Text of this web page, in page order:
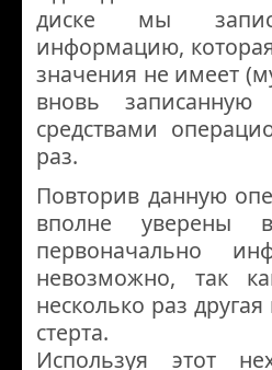
диске мы
информацию,
значения не имеет
вновь
средствами
раз.
Повторив данную
вполне уверены
первоначально
невозможно, так
несколько раз
стерта.
Используя этот